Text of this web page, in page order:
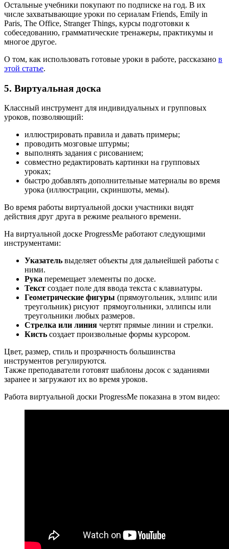
Остальные учебники покупают по подписке на год. В их
числе захватывающие уроки по сериалам Friends, Emily in
Paris, The Office, Stranger Things, курсы подготовки к
собеседованию, грамматические тренажеры, практикумы и
многое другое.
О том, как использовать готовые уроки в работе, рассказано в
этой статье.
5. Виртуальная доска
Классный инструмент для индивидуальных и групповых
уроков, позволяющий:
иллюстрировать правила и давать примеры;
проводить мозговые штурмы;
выполнять задания с рисованием;
совместно редактировать картинки на групповых
уроках;
быстро добавлять дополнительные материалы во время
урока (иллюстрации, скриншоты, мемы).
Во время работы виртуальной доски участники видят
действия друг друга в режиме реального времени.
На виртуальной доске ProgressMe работают следующими
инструментами:
Указатель выделяет объекты для дальнейшей работы с
ними.
Рука перемещает элементы по доске.
Текст создает поле для ввода текста с клавиатуры.
Геометрические фигуры (прямоугольник, эллипс или
треугольник) рисуют прямоугольники, эллипсы или
треугольники любых размеров.
Стрелка или линия чертят прямые линии и стрелки.
Кисть создает произвольные формы курсором.
Цвет, размер, стиль и прозрачность большинства
инструментов регулируются.
Также преподаватели готовят шаблоны досок с заданиями
заранее и загружают их во время уроков.
Работа виртуальной доски ProgressMе показана в этом видео: